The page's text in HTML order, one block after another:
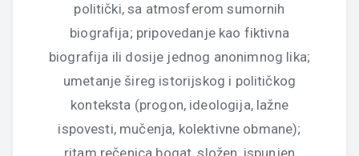
politički, sa atmosferom sumornih
biografija; pripovedanje kao fiktivna
biografija ili dosije jednog anonimnog lika;
umetanje šireg istorijskog i političkog
konteksta (progon, ideologija, lažne
ispovesti, mučenja, kolektivne obmane);
ritam rečenica bogat, složen, ispunjen